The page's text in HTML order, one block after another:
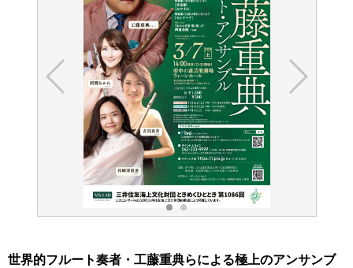
世界的フルート奏者・工藤重典らによる極上のアンサンブ